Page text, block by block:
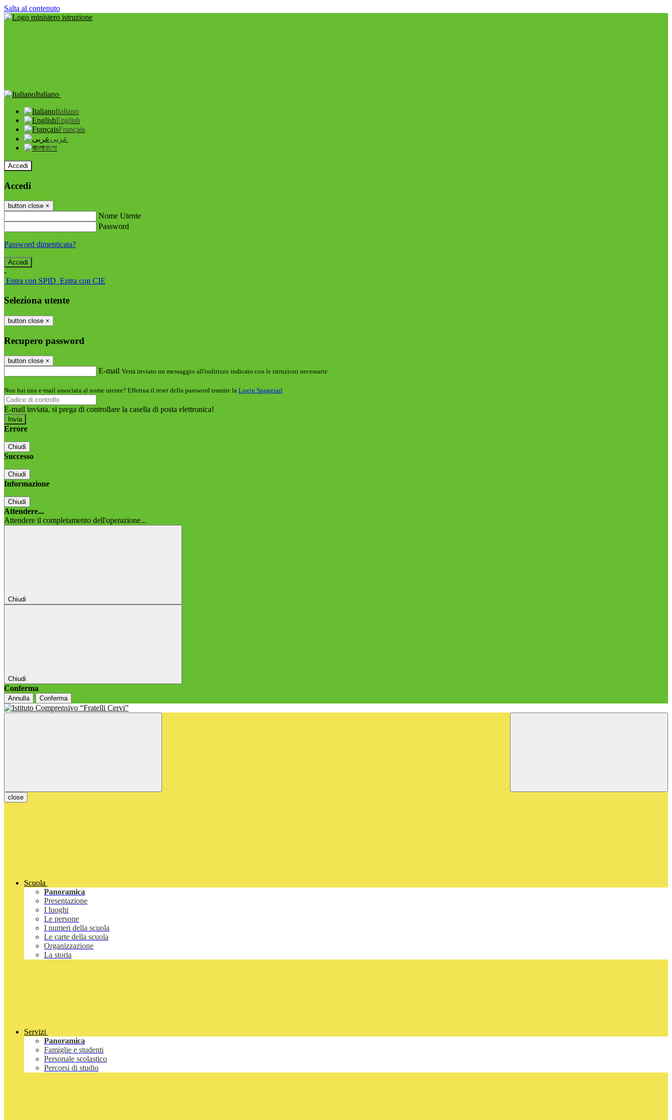
Salta al contenuto
Italiano
Italiano
English
Français
عربى
বাংলা
Accedi
Accedi
button close ×
Nome Utente
Password
Password dimenticata?
-
Entra con SPID Entra con CIE
Seleziona utente
button close ×
Recupero password
button close ×
E-mail Verrà inviato un messaggio all'indirizzo indicato con le istruzioni necessarie.
Non hai una e-mail associata al nome utente? Effettua il reset della password tramite la Login Spaggiari
E-mail inviata, si prega di controllare la casella di posta elettronica!
Errore
Chiudi
Successo
Chiudi
Informazione
Chiudi
Attendere...
Attendere il completamento dell'operazione...
Chiudi
Chiudi
Conferma
Annulla Conferma
close
Scuola
Panoramica
Presentazione
I luoghi
Le persone
I numeri della scuola
Le carte della scuola
Organizzazione
La storia
Servizi
Panoramica
Famiglie e studenti
Personale scolastico
Percorsi di studio